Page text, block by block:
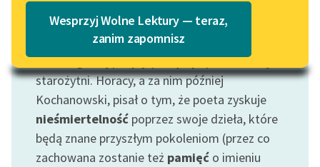
Lektury szkolne i klasyka
literatury do słuchania dla
uczennic i uczniów z
niepełnosprawnościami
E-kolekcja lektur
szkolnych i literatury do
słuchania dla uczennic i
Katalog w formacie PDF
Wesprzyj Wolne Lektury — teraz,
zanim zapomnisz
Motyw: Poeta
O szczególnej pozycji poety byli przekonani już
starożytni. Horacy, a za nim później
Kochanowski, pisał o tym, że poeta zyskuje
nieśmiertelność poprzez swoje dzieła, które
będą znane przyszłym pokoleniom (przez co
zachowana zostanie też pamięć o imieniu